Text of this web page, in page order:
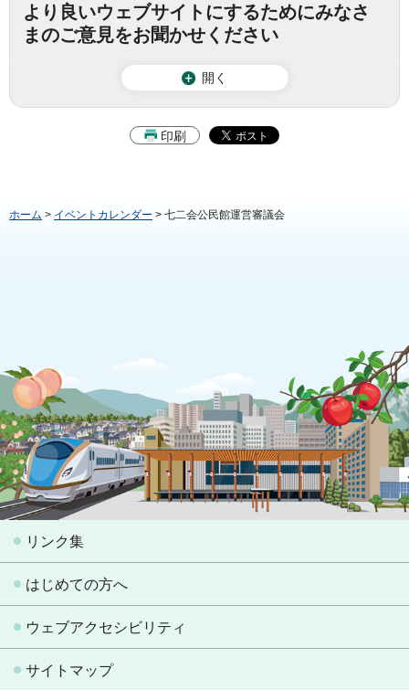
より良いウェブサイトにするためにみなさ
まのご意見をお聞かせください
開く
印刷
ホーム > イベントカレンダー > 七二会公民館運営審議会
リンク集
はじめての方へ
ウェブアクセシビリティ
サイトマップ